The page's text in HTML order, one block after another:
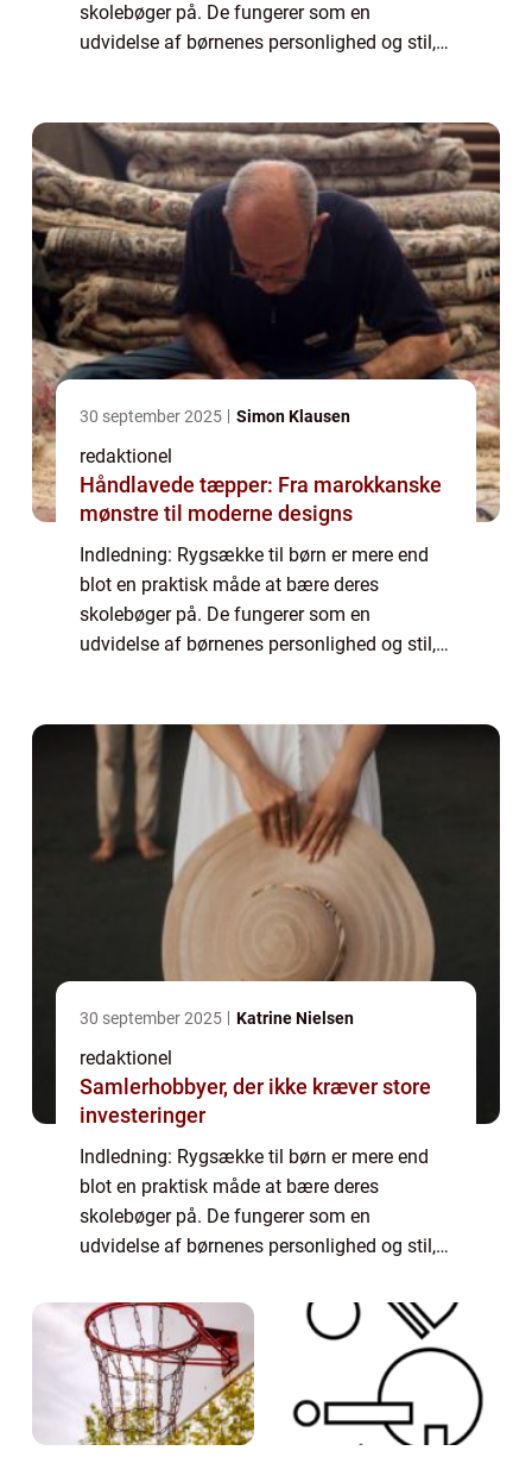
skolebøger på. De fungerer som en
udvidelse af børnenes personlighed og stil,
skal vi...
30 september 2025 Simon Klausen
redaktionel
Håndlavede tæpper: Fra marokkanske
mønstre til moderne designs
Indledning: Rygsække til børn er mere end
blot en praktisk måde at bære deres
skolebøger på. De fungerer som en
udvidelse af børnenes personlighed og stil,
skal vi...
30 september 2025 Katrine Nielsen
redaktionel
Samlerhobbyer, der ikke kræver store
investeringer
Indledning: Rygsække til børn er mere end
blot en praktisk måde at bære deres
skolebøger på. De fungerer som en
udvidelse af børnenes personlighed og stil,
komfort og funktionalitet. I denne artikel
skal vi...